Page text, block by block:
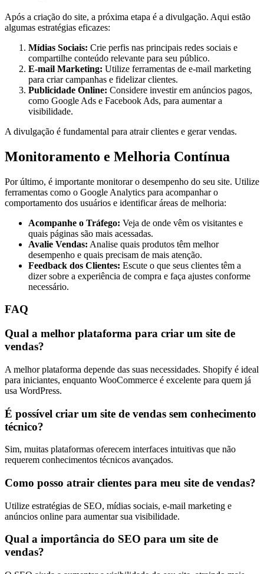
Após a criação do site, a próxima etapa é a divulgação. Aqui estão
algumas estratégias eficazes:
Mídias Sociais: Crie perfis nas principais redes sociais e
compartilhe conteúdo relevante para seu público.
E-mail Marketing: Utilize ferramentas de e-mail marketing
para criar campanhas e fidelizar clientes.
Publicidade Online: Considere investir em anúncios pagos,
como Google Ads e Facebook Ads, para aumentar a
visibilidade.
A divulgação é fundamental para atrair clientes e gerar vendas.
Monitoramento e Melhoria Contínua
Por último, é importante monitorar o desempenho do seu site. Utilize
ferramentas como o Google Analytics para acompanhar o
comportamento dos usuários e identificar áreas de melhoria:
Acompanhe o Tráfego: Veja de onde vêm os visitantes e
quais páginas são mais acessadas.
Avalie Vendas: Analise quais produtos têm melhor
desempenho e quais precisam de mais atenção.
Feedback dos Clientes: Escute o que seus clientes têm a
dizer sobre a experiência de compra e faça ajustes conforme
necessário.
FAQ
Qual a melhor plataforma para criar um site de
vendas?
A melhor plataforma depende das suas necessidades. Shopify é ideal
para iniciantes, enquanto WooCommerce é excelente para quem já
usa WordPress.
É possível criar um site de vendas sem conhecimento
técnico?
Sim, muitas plataformas oferecem interfaces intuitivas que não
requerem conhecimentos técnicos avançados.
Como posso atrair clientes para meu site de vendas?
Utilize estratégias de SEO, mídias sociais, e-mail marketing e
anúncios online para aumentar sua visibilidade.
Qual a importância do SEO para um site de
vendas?